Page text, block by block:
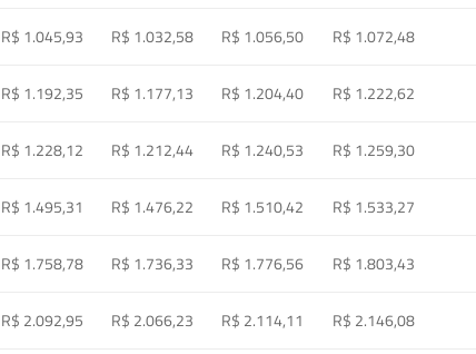
R$ 1.045,93 R$ 1.032,58 R$ 1.056,50 R$ 1.072,48
R$ 1.192,35 R$ 1.177,13 R$ 1.204,40 R$ 1.222,62
R$ 1.228,12 R$ 1.212,44 R$ 1.240,53 R$ 1.259,30
R$ 1.495,31 R$ 1.476,22 R$ 1.510,42 R$ 1.533,27
R$ 1.758,78 R$ 1.736,33 R$ 1.776,56 R$ 1.803,43
R$ 2.092,95 R$ 2.066,23 R$ 2.114,11 R$ 2.146,08